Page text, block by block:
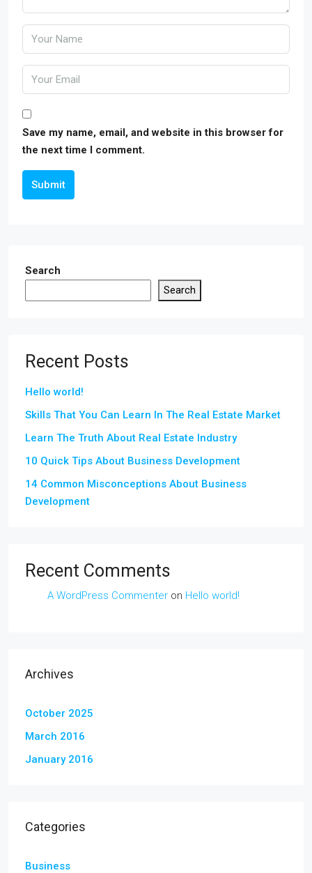
Save my name, email, and website in this browser for
the next time I comment.
Submit
Search
Search
Recent Posts
Hello world!
Skills That You Can Learn In The Real Estate Market
Learn The Truth About Real Estate Industry
10 Quick Tips About Business Development
14 Common Misconceptions About Business
Development
Recent Comments
A WordPress Commenter on Hello world!
Archives
October 2025
March 2016
January 2016
Categories
Business